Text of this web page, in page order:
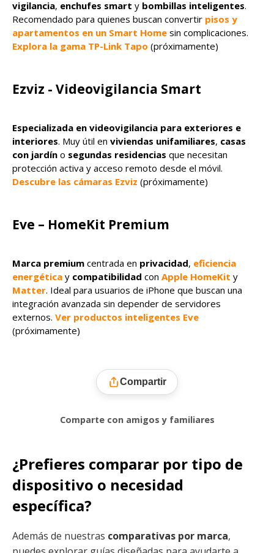
vigilancia, enchufes smart y bombillas inteligentes.
Recomendado para quienes buscan convertir pisos y
apartamentos en un Smart Home sin complicaciones.
Explora la gama TP-Link Tapo (próximamente)
Ezviz - Videovigilancia Smart
Especializada en videovigilancia para exteriores e
interiores. Muy útil en viviendas unifamiliares, casas
con jardín o segundas residencias que necesitan
protección activa y acceso remoto desde el móvil.
Descubre las cámaras Ezviz (próximamente)
Eve – HomeKit Premium
Marca premium centrada en privacidad, eficiencia
energética y compatibilidad con Apple HomeKit y
Matter. Ideal para usuarios de iPhone que buscan una
integración avanzada sin depender de servidores
externos. Ver productos inteligentes Eve
(próximamente)
Compartir
Comparte con amigos y familiares
¿Prefieres comparar por tipo de
dispositivo o necesidad
específica?
Además de nuestras comparativas por marca,